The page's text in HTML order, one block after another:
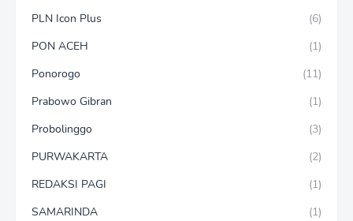
PLN Icon Plus
(6)
PON ACEH
(1)
Ponorogo
(11)
Prabowo Gibran
(1)
Probolinggo
(3)
PURWAKARTA
(2)
REDAKSI PAGI
(1)
SAMARINDA
(1)